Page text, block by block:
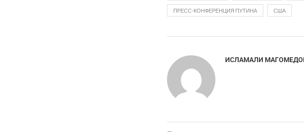
ПРЕСС-КОНФЕРЕНЦИЯ ПУТИНА США
ИСЛАМАЛИ